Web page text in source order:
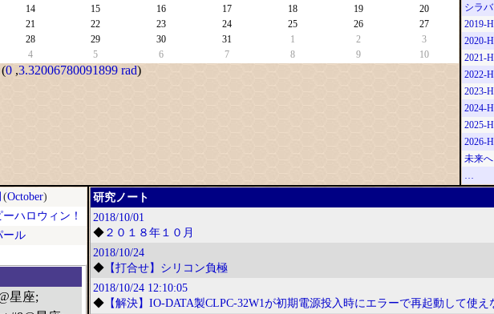
14
15 16 17 18 19
20
21
22 23 24 25 26
27
28
29 30 31 1 2
3
4
5 6 7 8 9 10
(0 ,3.32006780091899 rad)
シラ
2019-
2020-
2021-
2022-
2023-
2024-
2025-
2026-
未来
…
(October)
ハロウィン！
ール
星座;
研究ノート
2018/10/01
◆ ２０１８年１０月
2018/10/24
◆ 【打合せ】シリコン負極
2018/10/24 12:10:05
◆ 【解決】IO-DATA製CLPC-32W1が初期電源投入時にエラーで再起動して使え